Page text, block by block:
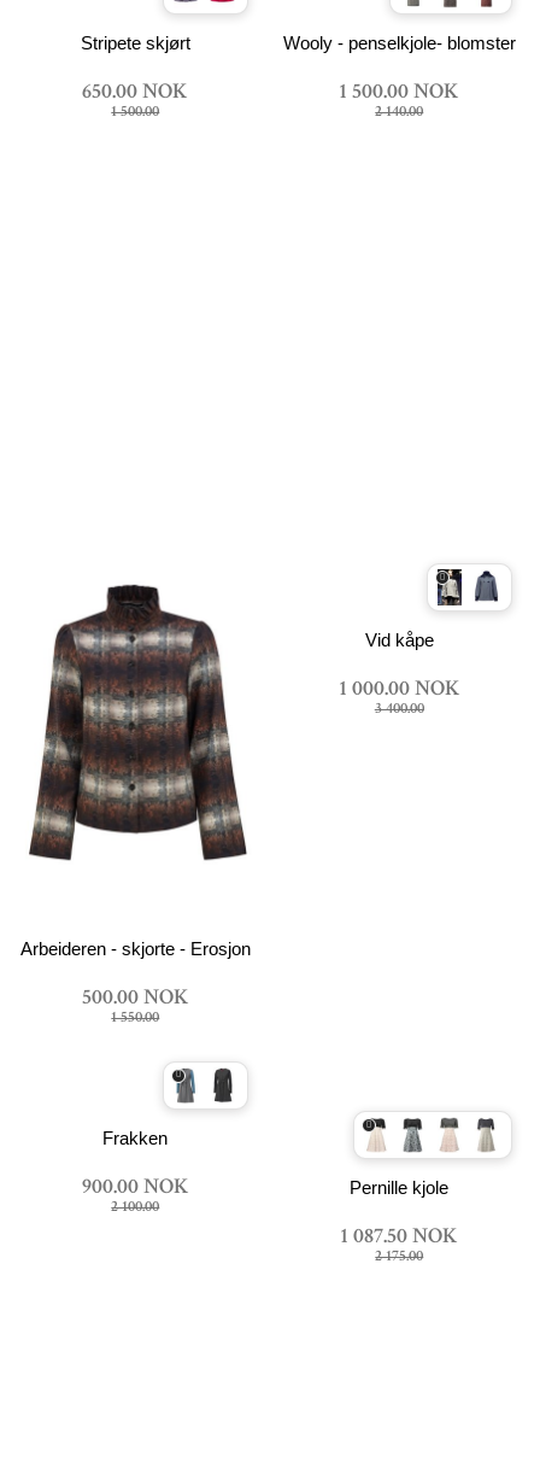
Stripete skjørt
650.00 NOK
1 500.00
Wooly - penselkjole- blomster
1 500.00 NOK
2 140.00
Arbeideren - skjorte - Erosjon
500.00 NOK
1 550.00
Vid kåpe
1 000.00 NOK
3 400.00
Frakken
900.00 NOK
2 100.00
Pernille kjole
1 087.50 NOK
2 175.00